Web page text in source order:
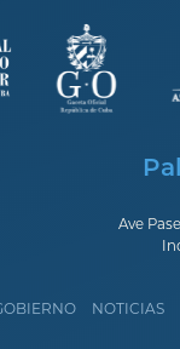
Ave
NOTICIAS